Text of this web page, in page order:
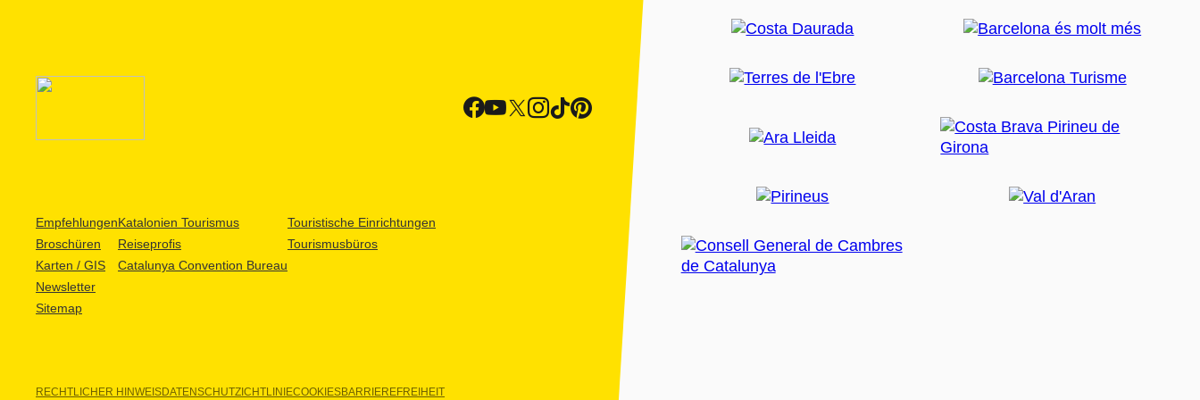
Empfehlungen
Broschüren
Karten / GIS
Newsletter
Sitemap
Katalonien Tourismus
Reiseprofis
Catalunya Convention Bureau
Touristische Einrichtungen
Tourismusbüros
RECHTLICHER HINWEISDATENSCHUTZICHTLINIECOOKIESBARRIEREFREIHEIT